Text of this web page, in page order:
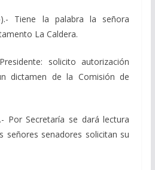
Tiene la palabra la señora
La Caldera.
solicito autorización
dictamen de la Comisión de
Por Secretaría se dará lectura
señores senadores solicitan su